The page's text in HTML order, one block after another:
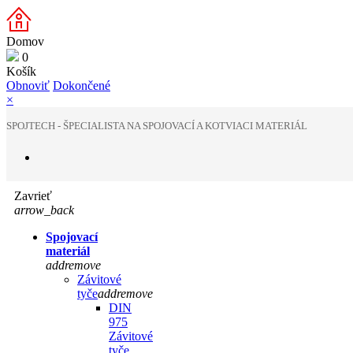
Domov
0
Košík
Obnoviť Dokončené
×
SPOJTECH - ŠPECIALISTA NA SPOJOVACÍ A KOTVIACI MATERIÁL
Zavrieť
arrow_back
Spojovací
materiál
addremove
Závitové
tyčeaddremove
DIN
975
Závitové
tyče